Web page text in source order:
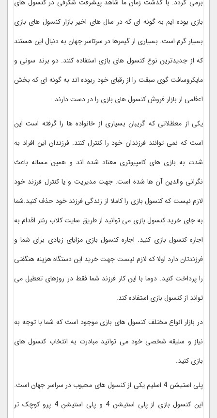
برمی گردد. با گذشت زمان ما شاهد پیشرفت شگرفی در کنسول های
بازی بوده ایم به گونه ای که در سال های اخیر بازار کنسول های بازی
بسیار گرم است. بسیاری از گیمرها در سرتاسر جهان به دنبال این هستند
که از جدیدترین نوع کنسول های بازی استفاده کنند. دو برند سونی و
مایکروسافت گوی سبقت را از رقبای خود ربوده اند به گونه ای که بخش
اعظمی از بازار فروش کنسول های بازی را در دست دارند.
یکی از معظلاتی که گریبان بسیاری از خانواده ها را گرفته است این
است که نمی توانند فرزندان خود را کنترل کنند. فرزندان این افراد به
شدت به بازی های کامپیوتری معتاد شده اند و همین مساله باعث
نگرانی والدین آن ها شده است. جهت مدیریت و یا کنترل فرزند خود
لازم نیست که کنسول بازی را کاملا از زندگی فرزند خود حذف کنید.شما
به جای خرید کنسول بازی می توانید از طریق سایت کلاب رنتر اقدام به
اجاره کنسول بازی کنید. اجاره کنسول بازی مزایای زیادی برای شما و
فرزندتان دارد اولا که لازم نیست جهت خرید این دستگاه هزینه هنگفتی
را پرداخت کنید. دوما با این کار فرزند شما فقط در روزهای تعطیل می
تواند از کنسول بازی استفاده کند.
در بازار انواع مختلف کنسول های بازی موجود است که شما با توجه به
نیاز و سلیقه شخصی خود می توانید مبادرت به انتخاب کنسول های
بازی کنید.
پلی استیشن 4 اسلیم یکی از کنسول های محبوب در سراسر جهان است.
این کنسول بازی از پلی استیشن 4 و پلی استیشن 4 پرو کوچک تر